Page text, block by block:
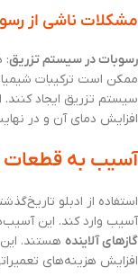
مشکلات ناشی از
رسوبات در سیستم تزریق:
ممکن است ترکیبات
سیستم تزریق ایجاد
افزایش دمای آن و در
آسیب به قطعات
استفاده از ادبلو
آسیب وارد کند. این
گازهای آلاینده هستند.
افزایش هزینه‌های